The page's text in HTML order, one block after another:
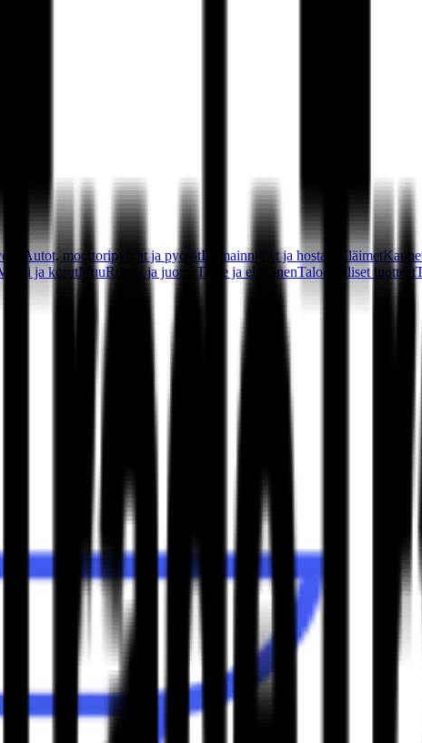
Autot, moottoripyörät ja pyörätDomainnimet ja hostaus Eläimet
ja korutMuuRuoka ja juoma Taide ja eläminenTaloudelliset tuotteet